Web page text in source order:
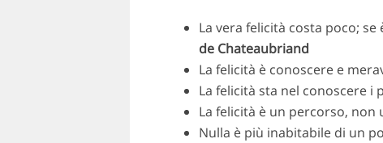
La vera felicità costa poco;
de Chateaubriand
La felicità è conoscere e
La felicità sta nel conoscere
La felicità è un percorso, non
Nulla è più inabitabile di un